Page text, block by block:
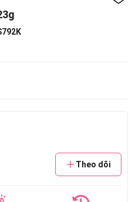
Theo dõi